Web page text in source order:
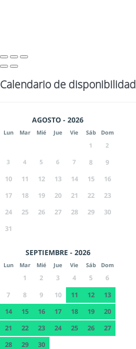
Calendario de disponibilidad
AGOSTO - 2026
Lun Mar Mié Jue Vie Sáb Dom
1
2
3
4 5 6 7 8
9
10
11 12 13 14 15
16
17
18 19 20 21 22
23
24
25 26 27 28 29
30
31
SEPTIEMBRE - 2026
Lun Mar Mié Jue Vie Sáb Dom
1 2 3 4 5
6
7
8 9 10 11 12
13
14
15 16 17 18 19
20
21
22 23 24 25 26
27
28
29 30